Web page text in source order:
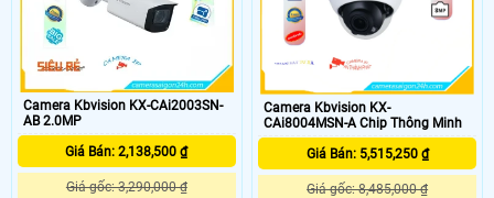
lập tức khi phát hiện có sự xâm
nhập
Camera Kbvision KX-CAi2003SN-
AB 2.0MP
Giá Bán: 2,138,500 ₫
Giá gốc: 3,290,000 ₫
Camera Kbvision KX-
CAi8004MSN-A Chip Thông Minh
Giá Bán: 5,515,250 ₫
Giá gốc: 8,485,000 ₫